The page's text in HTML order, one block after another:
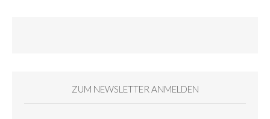
ZUM NEWSLETTER ANMELDEN